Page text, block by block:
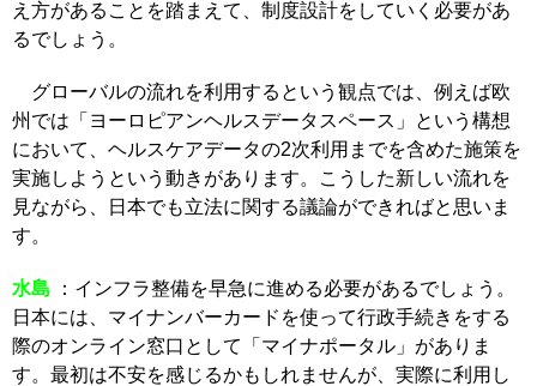
え方があることを踏まえて、制度設計をしていく必要があ
るでしょう。
グローバルの流れを利用するという観点では、例えば欧
州では「ヨーロピアンヘルスデータスペース」という構想
において、ヘルスケアデータの2次利用までを含めた施策を
実施しようという動きがあります。こうした新しい流れを
見ながら、日本でも立法に関する議論ができればと思いま
す。
水島
：インフラ整備を早急に進める必要があるでしょう。
日本には、マイナンバーカードを使って行政手続きをする
際のオンライン窓口として「マイナポータル」がありま
す。最初は不安を感じるかもしれませんが、実際に利用し